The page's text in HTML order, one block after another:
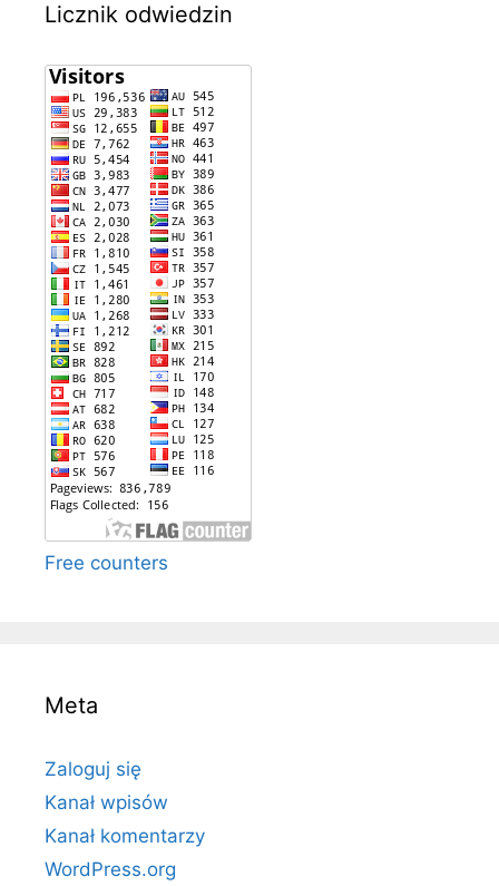
Licznik odwiedzin
Free counters
Meta
Zaloguj się
Kanał wpisów
Kanał komentarzy
WordPress.org